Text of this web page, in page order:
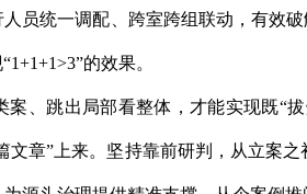
员统一调配、跨室跨组联动，有效
的效果。
、跳出局部看整体，才能实现既“
文章”上来。坚持靠前研判，从立案